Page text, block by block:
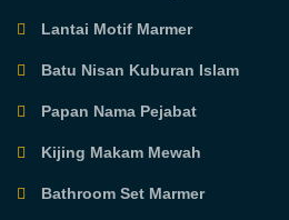
Lantai Motif Marmer
Batu Nisan Kuburan Islam
Papan Nama Pejabat
Kijing Makam Mewah
Bathroom Set Marmer